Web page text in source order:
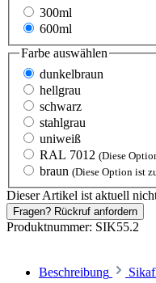
300ml
600ml
Farbe auswählen
dunkelbraun
hellgrau
schwarz
stahlgrau
uniweiß
RAL 7012 (Diese
braun (Diese Option ist
Dieser Artikel ist aktuell
Fragen? Rückruf anfordern
Produktnummer: SIK55.2
Beschreibung